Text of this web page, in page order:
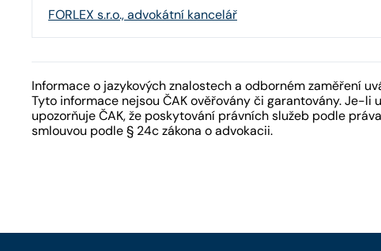
FORLEX s.r.o., advokátní kancelář
Informace o jazykových znalostech a odborném zaměření
Tyto informace nejsou ČAK ověřovány či garantovány. Je-
upozorňuje ČAK, že poskytování právních služeb podle
smlouvou podle § 24c zákona o advokacii.